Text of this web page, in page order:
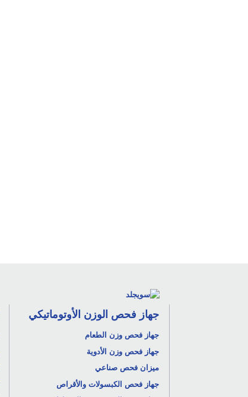
جهاز فحص الوزن الأوتوماتيكي
جهاز فحص وزن الطعام
جهاز فحص وزن الأدوية
ميزان فحص صناعي
جهاز فحص الكبسولات والأقراص